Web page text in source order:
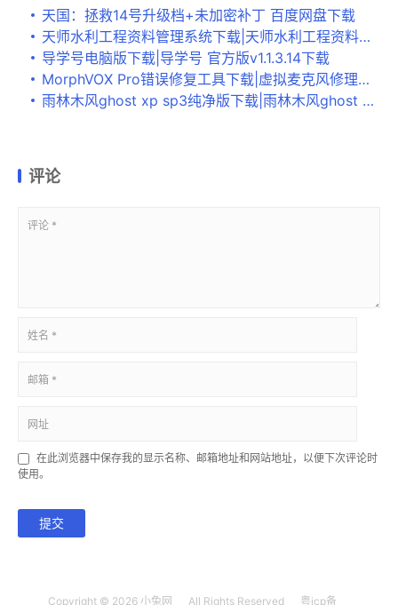
天国：拯救14号升级档+未加密补丁 百度网盘下载
天师水利工程资料管理系统下载|天师水利工程资料管理软件 官方版V2.2下载
导学号电脑版下载|导学号 官方版v1.1.3.14下载
MorphVOX Pro错误修复工具下载|虚拟麦克风修理姬 绿色版V1.0下载
雨林木风ghost xp sp3纯净版下载|雨林木风ghost xp sp3精简版 V2021.05下载
评论
在此浏览器中保存我的显示名称、邮箱地址和网站地址，以便下次评论时
使用。
提交
Copyright © 2026 小兔网 All Rights Reserved 粤icp备